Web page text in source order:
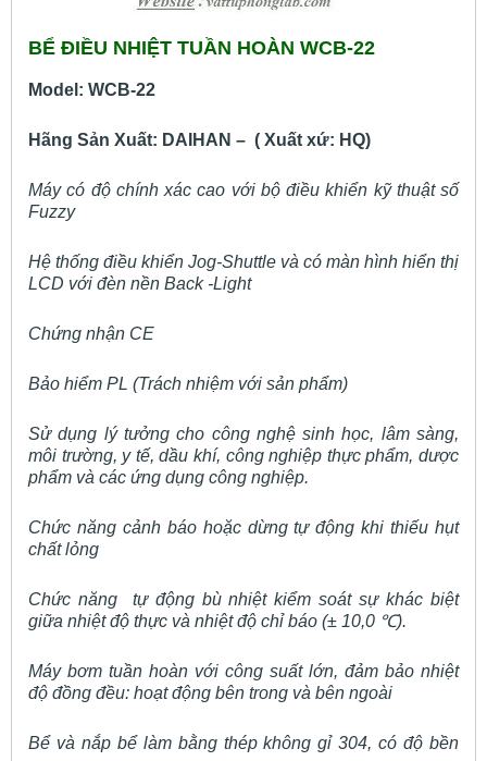
BỂ ĐIỀU NHIỆT TUẦN HOÀN WCB-22
Model: WCB-22
Hãng Sản Xuất: DAIHAN – ( Xuất xứ: HQ)
Máy có độ chính xác cao với bộ điều khiển kỹ thuật số
Fuzzy
Hệ thống điều khiển Jog-Shuttle và có màn hình hiển thị
LCD với đèn nền Back -Light
Chứng nhận CE
Bảo hiểm PL (Trách nhiệm với sản phẩm)
Sử dụng lý tưởng cho công nghệ sinh học, lâm sàng,
môi trường, y tế, dầu khí, công nghiệp thực phẩm, dược
phẩm và các ứng dụng công nghiệp.
Chức năng cảnh báo hoặc dừng tự động khi thiếu hụt
chất lỏng
Chức năng tự động bù nhiệt kiểm soát sự khác biệt
giữa nhiệt độ thực và nhiệt độ chỉ báo (± 10,0 ℃).
Máy bơm tuần hoàn với công suất lớn, đảm bảo nhiệt
độ đồng đều: hoạt động bên trong và bên ngoài
Bể và nắp bể làm bằng thép không gỉ 304, có độ bền